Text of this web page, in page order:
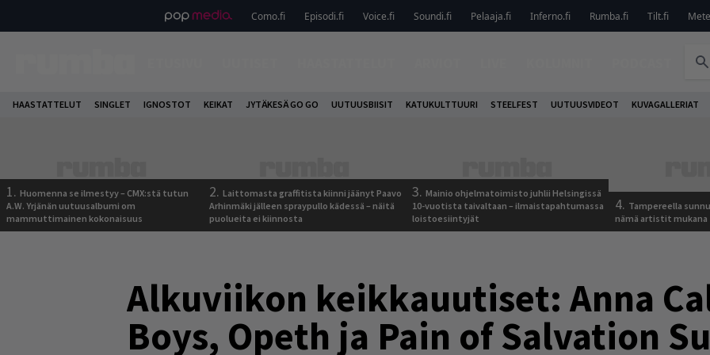
Como.fi Episodi.fi Voice.fi Soundi.fi Pelaaja.fi Inferno.fi Rumba.fi Tilt.fi
HAASTATTELUT SINGLET IGNOSTOT KEIKAT JYTÄKESÄ GO GO UUTUUSBIISIT KATUKULTTUURI STEELFEST UUTUUSVIDEOT KUVAGALLERIAT
1. Huomenna se ilmestyy – CMX:stä tutun
A.W. Yrjänän uutuusalbumi om
mammuttimainen kokonaisuus
2. Laittomasta graffitista kiinni jäänyt Paavo
Arhinmäki jälleen spraypullo kädessä – näitä
puolueita ei kiinnosta
3. Mainio ohjelmatoimisto juhlii Helsingissä
10-vuotista taivaltaan – ilmaistapahtumassa
loistoesiintyjät
4. Tampereella
nämä artistit mukana
Alkuviikon keikkauutiset: Anna
Boys, Opeth ja Pain of Salvation